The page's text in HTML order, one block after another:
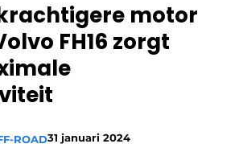
statement
motor
FH16 zorgt
ROAD31 januari 2024